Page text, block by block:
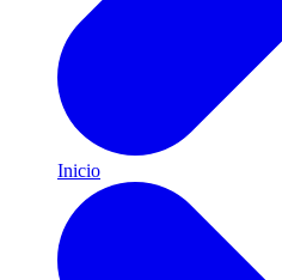
Inicio